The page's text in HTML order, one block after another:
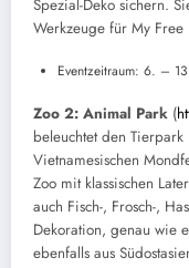
Spezial-Deko sichern.
Werkzeuge für My Free
Eventzeitraum: 6. –
Zoo 2: Animal Park (
beleuchtet den
Vietnamesischen
Zoo mit klassischen
auch Fisch-, Frosch-,
Dekoration, genau wie
ebenfalls aus